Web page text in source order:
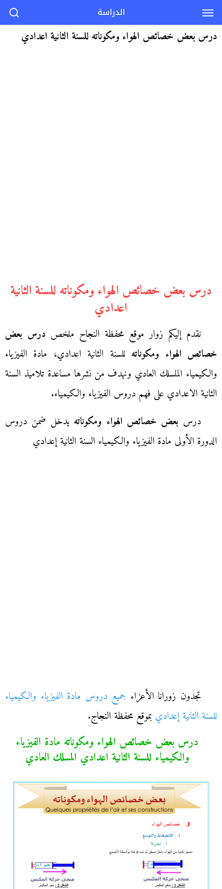
درس بعض خصائص الهواء ومكوناته للسنة الثانية اعدادي
درس بعض خصائص الهواء ومكوناته للسنة الثانية
اعدادي
نقدم إليكم زوار موقع محفظة النجاح ملخص درس بعض
خصائص الهواء ومكوناته للسنة الثانية اعدادي، مادة الفيزياء
والكيمياء الملسلك العادي ونهدف من نشرها مساعدة تلاميذ السنة
الثانية الاعدادي على فهم دروس الفيزياء والكيمياء.
درس بعض خصائص الهواء ومكوناته يدخل ضمن دروس
الدورة الأولى مادة الفيزياء والكيمياء السنة الثانية إعدادي
تجدون زورانا الأعزاء جميع دروس مادة الفيزياء والكيمياء
للسنة الثانية إعدادي بموقع محفظة النجاج.
درس بعض خصائص الهواء ومكوناته مادة الفيزياء
والكيمياء للسنة الثانية اعدادي المسلك العادي
الدراسة